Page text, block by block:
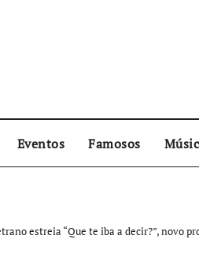
Eventos Famosos
estreia “Que te iba a decir?”, novo